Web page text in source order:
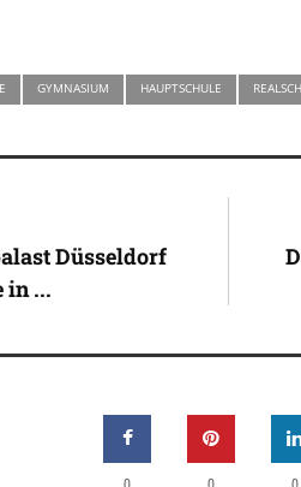
GYMNASIUM HAUPTSCHULE
Düsseldorf
in ...